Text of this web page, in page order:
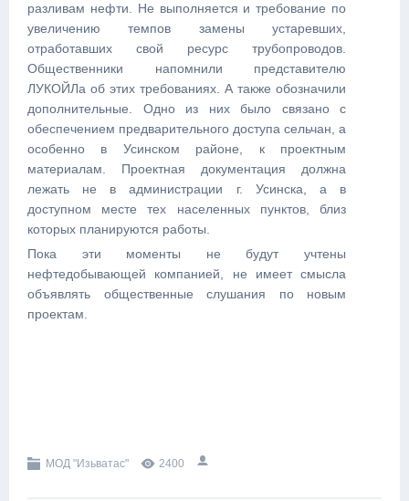
разливам нефти. Не выполняется и требование по
увеличению темпов замены устаревших,
отработавших свой ресурс трубопроводов.
Общественники напомнили представителю
ЛУКОЙЛа об этих требованиях. А также обозначили
дополнительные. Одно из них было связано с
обеспечением предварительного доступа сельчан, а
особенно в Усинском районе, к проектным
материалам. Проектная документация должна
лежать не в администрации г. Усинска, а в
доступном месте тех населенных пунктов, близ
которых планируются работы.
Пока эти моменты не будут учтены
нефтедобывающей компанией, не имеет смысла
объявлять общественные слушания по новым
проектам.
МОД "Изьватас" 2400